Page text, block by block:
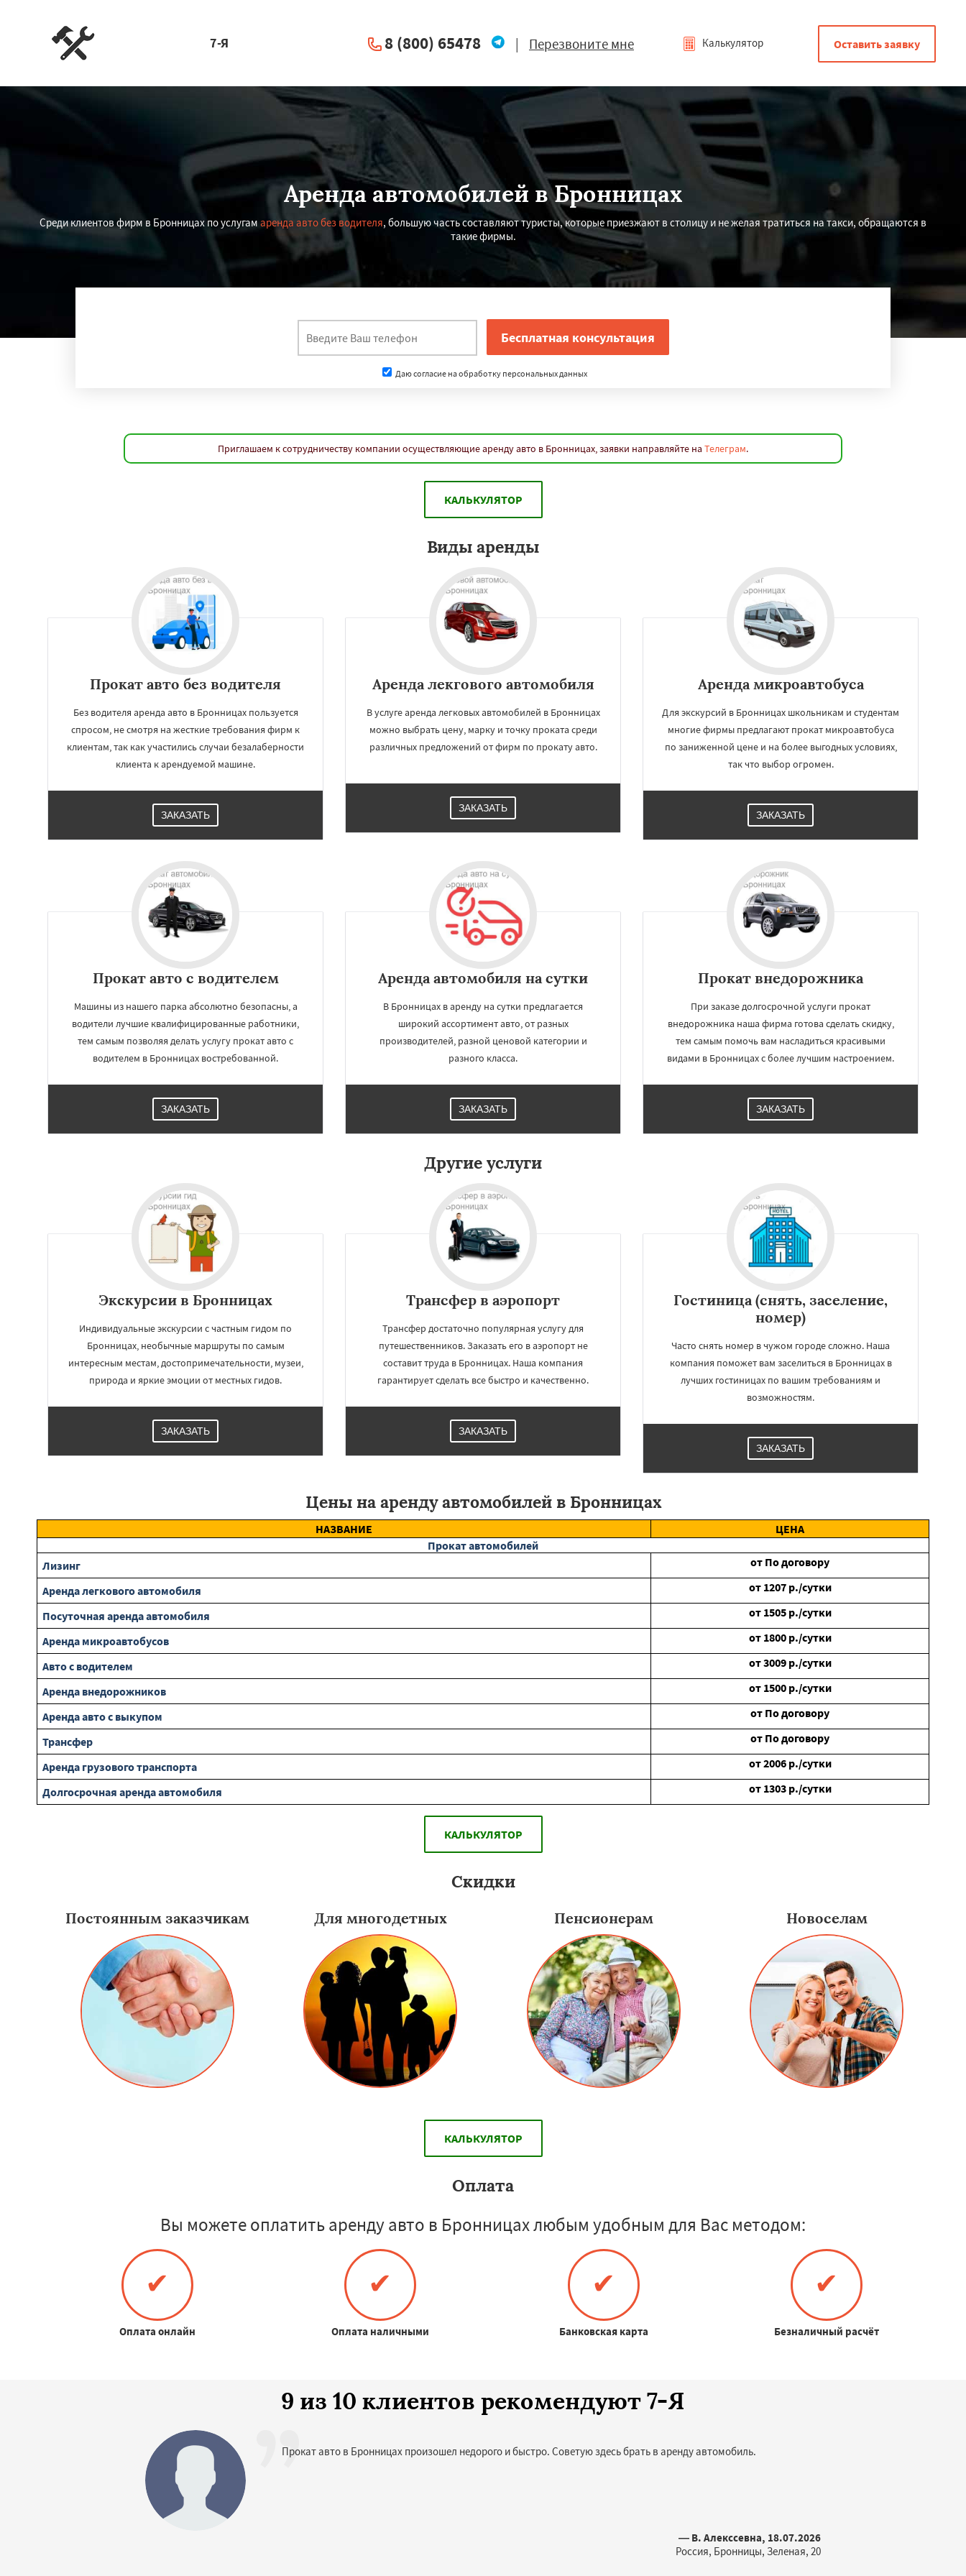
×
Дмитров
Красноармейск
Куровское
Лобня
Лосино-Петровский
Луховицы Лыткарино
Люберцы Можайск
Мытищи
Наро-Фоминск
7-Я 8 (800) 65478 | Перезвоните мне Калькулятор Оставить заявку
Аренда автомобилей в Бронницах
Среди клиентов фирм в Бронницах по услугам аренда авто без водителя, большую часть составляют туристы, которые приезжают в столицу и не желая тратиться на такси, обращаются в
такие фирмы.
Даю согласие на обработку персональных данных
Приглашаем к сотрудничеству компании осуществляющие аренду авто в Бронницах, заявки направляйте на Телеграм.
КАЛЬКУЛЯТОР
Виды аренды
Прокат авто без водителя
Без водителя аренда авто в Бронницах пользуется
спросом, не смотря на жесткие требования фирм к
клиентам, так как участились случаи безалаберности
клиента к арендуемой машине.
ЗАКАЗАТЬ
Аренда лекгового автомобиля
В услуге аренда легковых автомобилей в Бронницах
можно выбрать цену, марку и точку проката среди
различных предложений от фирм по прокату авто.
ЗАКАЗАТЬ
Аренда микроавтобуса
Для экскурсий в Бронницах школьникам и студентам
многие фирмы предлагают прокат микроавтобуса
по заниженной цене и на более выгодных условиях,
так что выбор огромен.
ЗАКАЗАТЬ
Прокат авто с водителем
Машины из нашего парка абсолютно безопасны, а
водители лучшие квалифицированные работники,
тем самым позволяя делать услугу прокат авто с
водителем в Бронницах востребованной.
ЗАКАЗАТЬ
Аренда автомобиля на сутки
В Бронницах в аренду на сутки предлагается
широкий ассортимент авто, от разных
производителей, разной ценовой категории и
разного класса.
ЗАКАЗАТЬ
Прокат внедорожника
При заказе долгосрочной услуги прокат
внедорожника наша фирма готова сделать скидку,
тем самым помочь вам насладиться красивыми
видами в Бронницах с более лучшим настроением.
ЗАКАЗАТЬ
Другие услуги
Экскурсии в Бронницах
Индивидуальные экскурсии с частным гидом по
Бронницах, необычные маршруты по самым
интересным местам, достопримечательности, музеи,
природа и яркие эмоции от местных гидов.
ЗАКАЗАТЬ
Трансфер в аэропорт
Трансфер достаточно популярная услугу для
путешественников. Заказать его в аэропорт не
составит труда в Бронницах. Наша компания
гарантирует сделать все быстро и качественно.
ЗАКАЗАТЬ
Гостиница (снять, заселение,
номер)
Часто снять номер в чужом городе сложно. Наша
компания поможет вам заселиться в Бронницах в
лучших гостиницах по вашим требованиям и
возможностям.
ЗАКАЗАТЬ
Цены на аренду автомобилей в Бронницах
НАЗВАНИЕ
ЦЕНА
Прокат автомобилей
Лизинг
от По договору
Аренда легкового автомобиля
от 1207 р./сутки
Посуточная аренда автомобиля
от 1505 р./сутки
Аренда микроавтобусов
от 1800 р./сутки
Авто с водителем
от3009 р./сутки
Аренда внедорожников
от 1500 р./сутки
Аренда авто с выкупом
от По договору
Трансфер
от По договору
Аренда грузового транспорта
от2006 р./сутки
Долгосрочная аренда автомобиля
от 1303 р./сутки
КАЛЬКУЛЯТОР
Скидки
Постоянным заказчикам Для многодетных Пенсионерам Новоселам
КАЛЬКУЛЯТОР
Оплата
Вы можете оплатить аренду авто в Бронницах любым удобным для Вас методом:
✔
Оплата онлайн
✔
Оплата наличными
✔
Банковская карта
✔
Безналичный расчёт
9 из 10 клиентов рекомендуют 7-Я
Прокат авто в Бронницах произошел недорого и быстро. Советую здесь брать в аренду автомобиль.
— В. Алекссевна, 18.07.2026
Россия, Бронницы, Зеленая, 20
УЗНАТЬ ПОДРОБНЕЕ ×